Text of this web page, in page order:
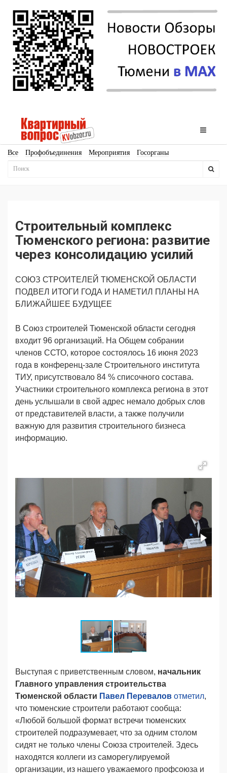
Все Профобъединения Мероприятия Госорганы
Новостройки
Продвижение
Ещё
Строительный комплекс
Тюменского региона: развитие
через консолидацию усилий
СОЮЗ СТРОИТЕЛЕЙ ТЮМЕНСКОЙ ОБЛАСТИ
ПОДВЕЛ ИТОГИ ГОДА И НАМЕТИЛ ПЛАНЫ НА
БЛИЖАЙШЕЕ БУДУЩЕЕ
В Союз строителей Тюменской области сегодня
входит 96 организаций. На Общем собрании
членов ССТО, которое состоялось 16 июня 2023
года в конференц-зале Строительного института
ТИУ, присутствовало 84 % списочного состава.
Участники строительного комплекса региона в этот
день услышали в свой адрес немало добрых слов
от представителей власти, а также получили
важную для развития строительного бизнеса
информацию.
Выступая с приветственным словом, начальник
Главного управления строительства
Тюменской области Павел Перевалов отметил,
что тюменские строители работают сообща:
«Любой большой формат встречи тюменских
строителей подразумевает, что за одним столом
сидят не только члены Союза строителей. Здесь
находятся коллеги из саморегулируемой
организации, из нашего уважаемого профсоюза и